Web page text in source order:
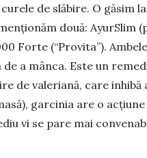
de slăbire. O găsim
două: AyurSlim
Forte (“Pro­vita”).
a mânca. Este un
de valeriană, care inhibă
garcinia are o
vi se pare mai